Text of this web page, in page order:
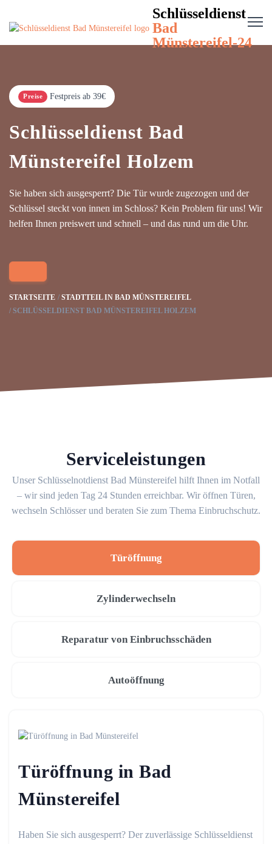
Schlüsseldienst
Bad
Münstereifel-24
Preise Festpreis ab 39€
Schlüsseldienst Bad
Münstereifel Holzem
Sie haben sich ausgesperrt? Die Tür wurde zugezogen und der
Schlüssel steckt von innen im Schloss? Kein Problem für uns! Wir
helfen Ihnen preiswert und schnell – und das rund um die Uhr.
STARTSEITE
STADTTEIL IN BAD MÜNSTEREIFEL
SCHLÜSSELDIENST BAD MÜNSTEREIFEL HOLZEM
Serviceleistungen
Unser Schlüsselnotdienst Bad Münstereifel hilft Ihnen im Notfall
– wir sind jeden Tag 24 Stunden erreichbar. Wir öffnen Türen,
wechseln Schlösser und beraten Sie zum Thema Einbruchschutz.
Türöffnung
Zylinderwechseln
Reparatur von Einbruchsschäden
Autoöffnung
Türöffnung in Bad
Münstereifel
Haben Sie sich ausgesperrt? Der zuverlässige Schlüsseldienst